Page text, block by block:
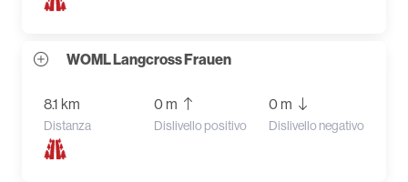
WOML Langcross Frauen
8.1 km
Distanza
0 m
Dislivello positivo
0 m
Dislivello negativo